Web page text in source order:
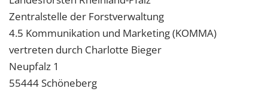
Zentralstelle der Forstverwaltung
4.5 Kommunikation und Marketing (KOMMA)
vertreten durch Charlotte Bieger
Neupfalz 1
55444 Schöneberg